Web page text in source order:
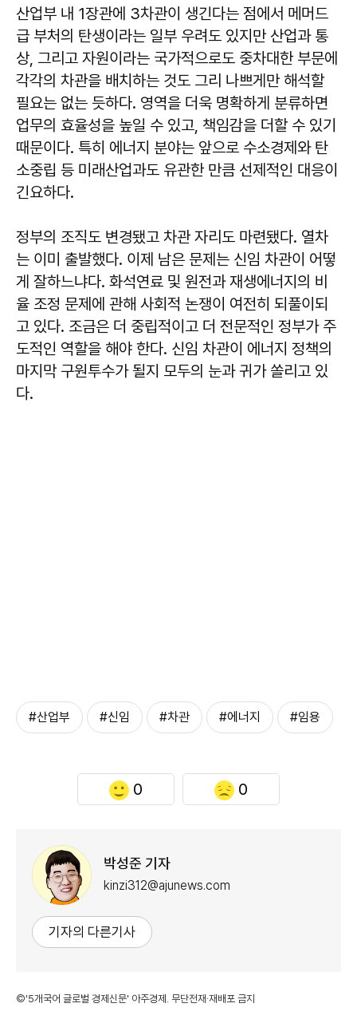
산업부 내 1장관에 3차관이 생긴다는 점에서 메머드
급 부처의 탄생이라는 일부 우려도 있지만 산업과 통
상, 그리고 자원이라는 국가적으로도 중차대한 부문에
각각의 차관을 배치하는 것도 그리 나쁘게만 해석할
필요는 없는 듯하다. 영역을 더욱 명확하게 분류하면
업무의 효율성을 높일 수 있고, 책임감을 더할 수 있기
때문이다. 특히 에너지 분야는 앞으로 수소경제와 탄
소중립 등 미래산업과도 유관한 만큼 선제적인 대응이
긴요하다.
정부의 조직도 변경됐고 차관 자리도 마련됐다. 열차
는 이미 출발했다. 이제 남은 문제는 신임 차관이 어떻
게 잘하느냐다. 화석연료 및 원전과 재생에너지의 비
율 조정 문제에 관해 사회적 논쟁이 여전히 되풀이되
고 있다. 조금은 더 중립적이고 더 전문적인 정부가 주
도적인 역할을 해야 한다. 신임 차관이 에너지 정책의
마지막 구원투수가 될지 모두의 눈과 귀가 쏠리고 있
다.
#산업부 #신임 #차관 #에너지 #임용
0 0
박성준 기자
kinzi312@ajunews.com
기자의 다른기사
©'5개국어 글로벌 경제신문' 아주경제. 무단전재·재배포 금지